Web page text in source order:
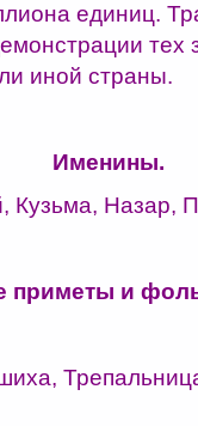
единиц.
тех
иной страны.
Именины.
Кузьма, Назар,
приметы и